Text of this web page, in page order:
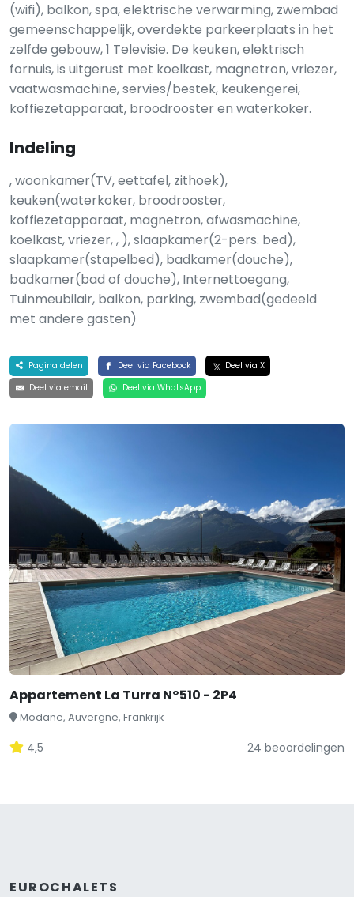
(wifi), balkon, spa, elektrische verwarming, zwembad
gemeenschappelijk, overdekte parkeerplaats in het
zelfde gebouw, 1 Televisie. De keuken, elektrisch
fornuis, is uitgerust met koelkast, magnetron, vriezer,
vaatwasmachine, servies/bestek, keukengerei,
koffiezetapparaat, broodrooster en waterkoker.
Indeling
, woonkamer(TV, eettafel, zithoek),
keuken(waterkoker, broodrooster,
koffiezetapparaat, magnetron, afwasmachine,
koelkast, vriezer, , ), slaapkamer(2-pers. bed),
slaapkamer(stapelbed), badkamer(douche),
badkamer(bad of douche), Internettoegang,
Tuinmeubilair, balkon, parking, zwembad(gedeeld
met andere gasten)
Pagina delen Deel via Facebook
Deel via X
Deel via email
Deel via WhatsApp
Appartement La Turra N°510 - 2P4
Modane, Auvergne, Frankrijk
4,5 24 beoordelingen
EUROCHALETS